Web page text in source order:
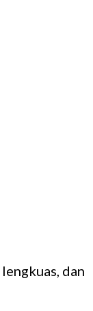
dan